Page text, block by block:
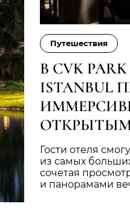
Путешествия
В CVK
ISTANBUL
Гости отеля
из самых
сочетая
и панорамами